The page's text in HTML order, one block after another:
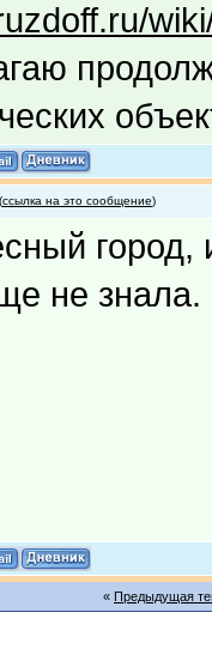
ссылка на это сообщение)
город,
не
« Предыдущая